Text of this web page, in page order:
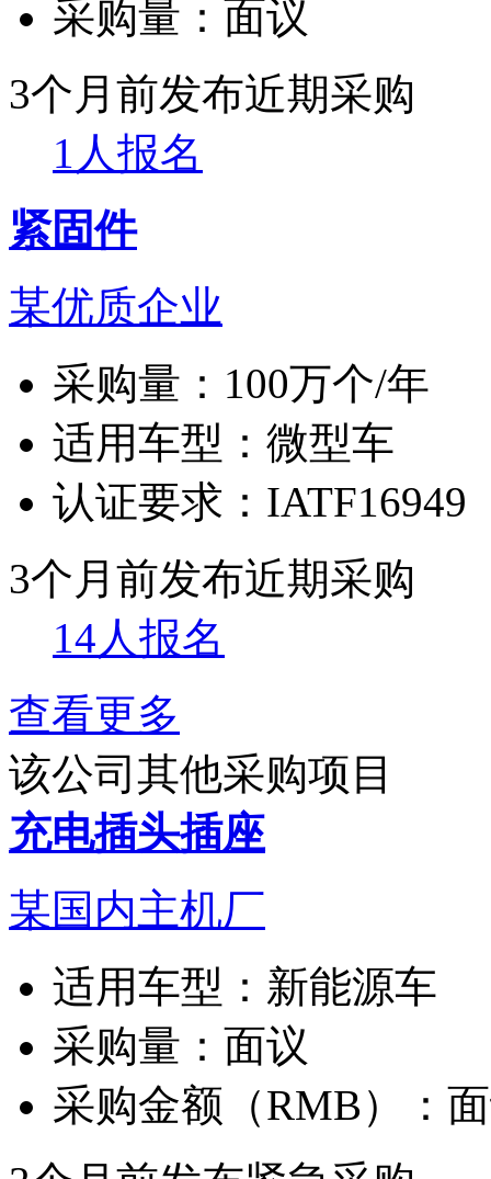
采购量： 面议
3个月前发布近期采购
1人报名
紧固件
某优质企业
采购量： 100万个/年
适用车型： 微型车
认证要求： IATF16949
3个月前发布近期采购
14人报名
查看更多
该公司其他采购项目
充电插头插座
某国内主机厂
适用车型： 新能源车
采购量： 面议
采购金额（RMB）：